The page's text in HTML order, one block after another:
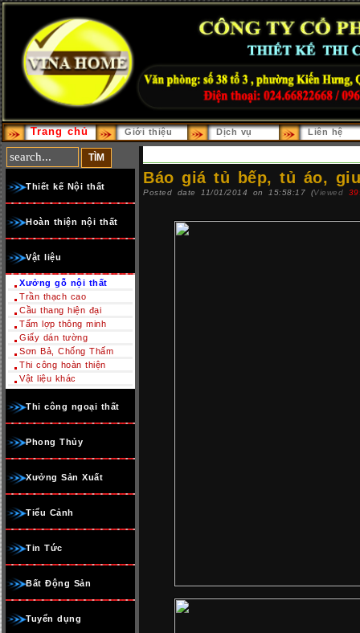
Trang chủ Giới thiệu Dịch vụ Liên hệ
Thiết kế Nội thất
Hoàn thiện nội thất
Vật liệu
Xưởng gỗ nội thất
Trần thạch cao
Cầu thang hiện đại
Tấm lợp thông minh
Giấy dán tường
Sơn Bả, Chống Thấm
Thi công hoàn thiện
Vật liệu khác
Thi công ngoại thất
Phong Thủy
Xưởng Sản Xuất
Tiểu Cảnh
Tin Tức
Bất Động Sản
Tuyển dụng
Báo giá tủ bếp, tủ áo,
Posted date 11/01/2014 on 15:58:17 (Viewed